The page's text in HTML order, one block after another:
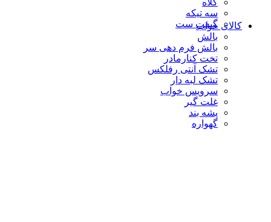
کلاه
سه تیکه
گیفت ستکالای خواب
بالش
بالش فرم دهی سر
تخت کنارمادر
تشک آنتی رفلکس
تشک لبه دار
سرویس خواب
غلت گیر
پشه بند
گهواره